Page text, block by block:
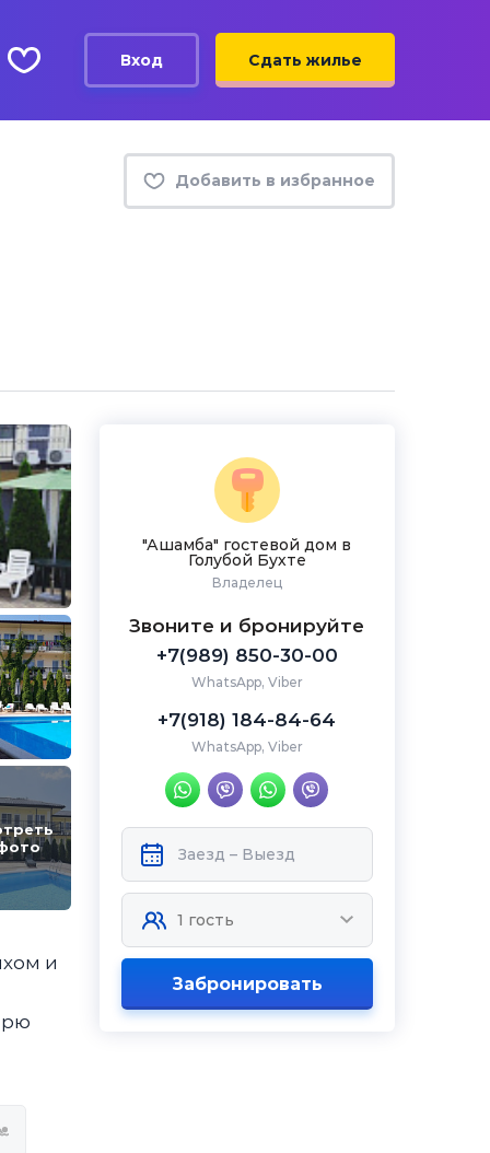
Вход Сдать жилье
Добавить в избранное
"Ашамба" гостевой дом в
Голубой Бухте
Владелец
Звоните и бронируйте
+7(989) 850-30-00
WhatsApp, Viber
+7(918) 184-84-64
WhatsApp, Viber
Забронировать
и